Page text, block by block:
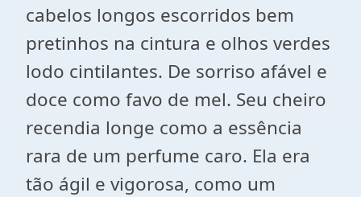
cabelos longos escorridos bem
pretinhos na cintura e olhos verdes
lodo cintilantes. De sorriso afável e
doce como favo de mel. Seu cheiro
recendia longe como a essência
rara de um perfume caro. Ela era
tão ágil e vigorosa, como um